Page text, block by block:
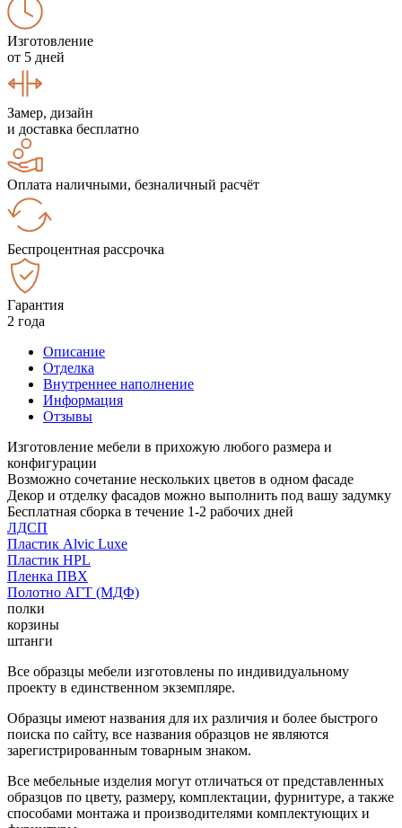
Изготовление
от 5 дней
Замер, дизайн
и доставка бесплатно
Оплата наличными, безналичный расчёт
Беспроцентная рассрочка
Гарантия
2 года
Описание
Отделка
Внутреннее наполнение
Информация
Отзывы
Изготовление мебели в прихожую любого размера и
конфигурации
Возможно сочетание нескольких цветов в одном фасаде
Декор и отделку фасадов можно выполнить под вашу задумку
Бесплатная сборка в течение 1-2 рабочих дней
ЛДСП
Пластик Alvic Luxe
Пластик HPL
Пленка ПВХ
Полотно АГТ (МДФ)
полки
корзины
штанги
Все образцы мебели изготовлены по индивидуальному
проекту в единственном экземпляре.
Образцы имеют названия для их различия и более быстрого
поиска по сайту, все названия образцов не являются
зарегистрированным товарным знаком.
Все мебельные изделия могут отличаться от представленных
образцов по цвету, размеру, комплектации, фурнитуре, а также
способами монтажа и производителями комплектующих и